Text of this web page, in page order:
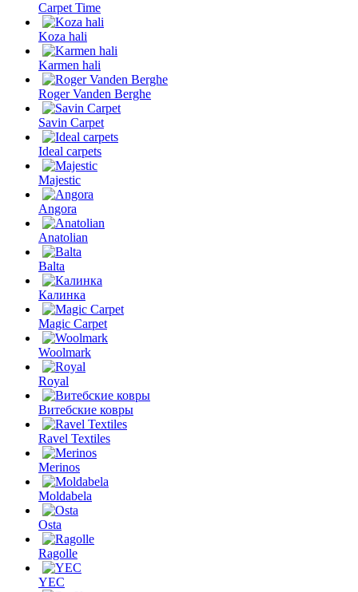
Carpet Time
Koza hali
Karmen hali
Roger Vanden Berghe
Savin Carpet
Ideal carpets
Majestic
Angora
Anatolian
Balta
Калинка
Magic Carpet
Woolmark
Royal
Витебские ковры
Ravel Textiles
Merinos
Moldabela
Osta
Ragolle
YEC